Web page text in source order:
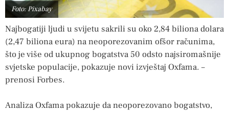
Foto: Pixabay
Najbogatiji ljudi u svijetu sakrili su oko 2,84 biliona dolara
(2,47 biliona eura) na neoporezovanim ofšor računima,
što je više od ukupnog bogatstva 50 odsto najsiromašnije
svjetske populacije, pokazuje novi izvještaj Oxfama. –
prenosi Forbes.
Analiza Oxfama pokazuje da neoporezovano bogatstvo,